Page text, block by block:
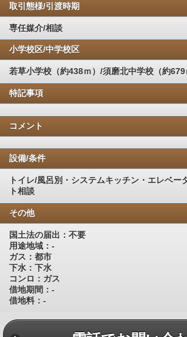
取引態様/引渡時期
専任媒介/相談
小学校区/中学校区
若草小学校（約438ｍ）/須磨北中学校（約679
特記事項
コメント
設備/条件
トイレ/風呂別・システムキッチン・エレベー
ト相談
その他
国土法の届出：不要
用途地域：-
ガス：都市
下水：下水
コンロ：ガス
借地期間：-
借地料：-